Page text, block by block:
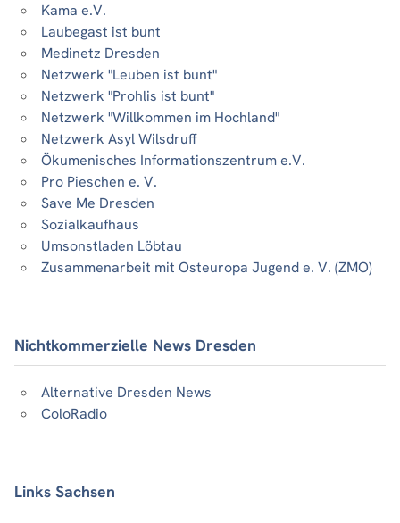
Kama e.V.
Laubegast ist bunt
Medinetz Dresden
Netzwerk "Leuben ist bunt"
Netzwerk "Prohlis ist bunt"
Netzwerk "Willkommen im Hochland"
Netzwerk Asyl Wilsdruff
Ökumenisches Informationszentrum e.V.
Pro Pieschen e. V.
Save Me Dresden
Sozialkaufhaus
Umsonstladen Löbtau
Zusammenarbeit mit Osteuropa Jugend e. V. (ZMO)
Nichtkommerzielle News Dresden
Alternative Dresden News
ColoRadio
Links Sachsen